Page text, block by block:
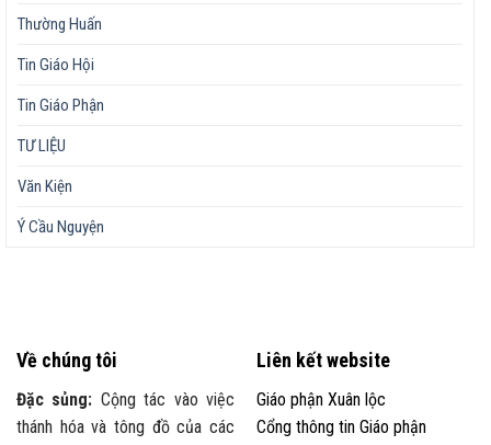
Thường Huấn
Tin Giáo Hội
Tin Giáo Phận
TƯ LIỆU
Văn Kiện
Ý Cầu Nguyện
Về chúng tôi
Đặc sủng: Cộng tác vào việc
thánh hóa và tông đồ của các
Liên kết website
Giáo phận Xuân lộc
Cổng thông tin Giáo phận